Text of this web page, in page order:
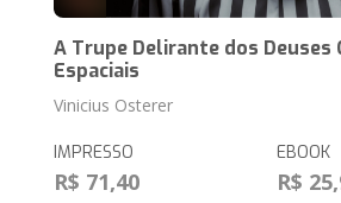
A Trupe Delirante dos Deuses
Espaciais
Vinicius Osterer
IMPRESSO
R$ 71,40
EBOOK
R$